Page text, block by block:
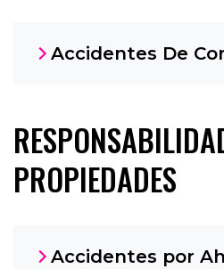
Accidentes De
PROPIEDADES
Accidentes por